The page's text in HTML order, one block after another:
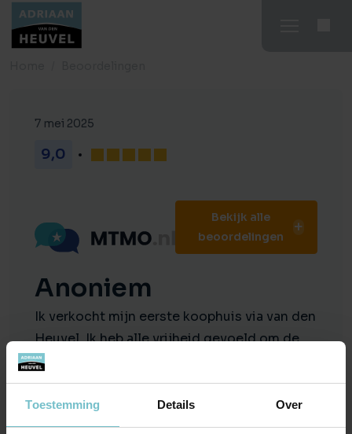
Toestemming Details Over
7 mei 2025
9,0
Bekijk alle
beoordelingen
Anoniem
Ik verkocht mijn eerste koophuis via van den
Heuvel. Ik heb alle vrijheid gevoeld om de
meest simpele vragen te stellen en ben op
een fijne en gemoedelijke manier geholpen
door Tygo en de medewerkers van kantoor.